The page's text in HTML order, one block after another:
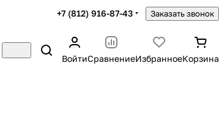
+7 (812) 916-87-43 Заказать звонок
ВойтиСравнениеИзбранноеКорзина